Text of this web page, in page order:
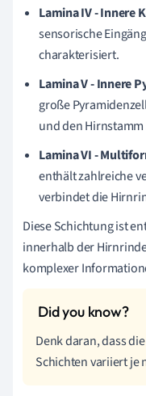
Lamina IV - Innere
sensorische
charakterisiert.
Lamina V - Innere
große
und den
Lamina VI -
enthält zahlreiche
verbindet die
Diese Schichtung ist
innerhalb der
komplexer
Denk daran, dass
Schichten variiert je